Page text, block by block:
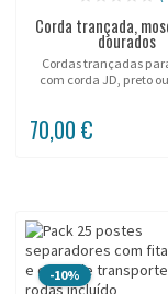
Corda trançada,
dourados
Cordas trançadas
com corda JD, preto
70,00 €
-10%